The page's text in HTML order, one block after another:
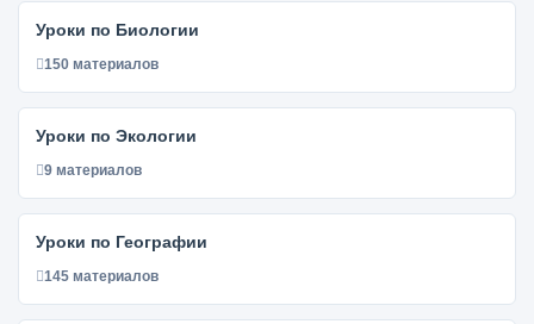
Уроки по Биологии
150 материалов
Уроки по Экологии
9 материалов
Уроки по Географии
145 материалов